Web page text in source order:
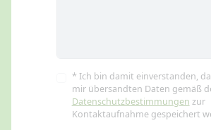
* Ich bin damit einverstanden,
mir übersandten Daten gemäß
Datenschutzbestimmungen zur
Kontaktaufnahme gespeichert